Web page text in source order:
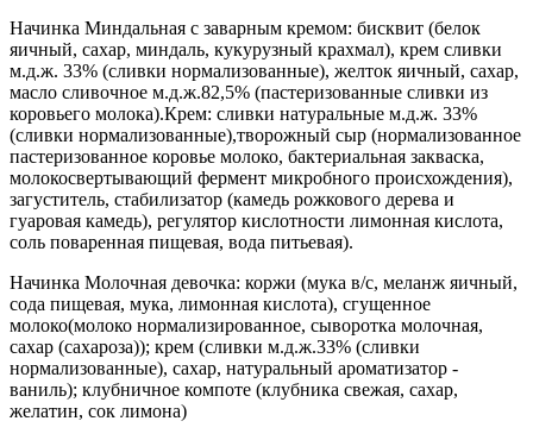
Начинка Миндальная с заварным кремом: бисквит (белок
яичный, сахар, миндаль, кукурузный крахмал), крем сливки
м.д.ж. 33% (сливки нормализованные), желток яичный, сахар,
масло сливочное м.д.ж.82,5% (пастеризованные сливки из
коровьего молока).Крем: сливки натуральные м.д.ж. 33%
(сливки нормализованные),творожный сыр (нормализованное
пастеризованное коровье молоко, бактериальная закваска,
молокосвертывающий фермент микробного происхождения),
загуститель, стабилизатор (камедь рожкового дерева и
гуаровая камедь), регулятор кислотности лимонная кислота,
соль поваренная пищевая, вода питьевая).
Начинка Молочная девочка: коржи (мука в/с, меланж яичный,
сода пищевая, мука, лимонная кислота), сгущенное
молоко(молоко нормализированное, сыворотка молочная,
сахар (сахароза)); крем (сливки м.д.ж.33% (сливки
нормализованные), сахар, натуральный ароматизатор -
ваниль); клубничное компоте (клубника свежая, сахар,
желатин, сок лимона)